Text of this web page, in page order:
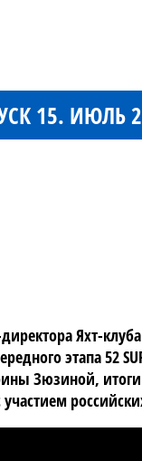
15. ИЮЛЬ
Яхт-
этапа 52
Зюзиной,